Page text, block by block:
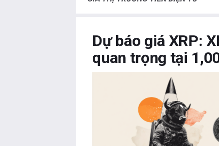
Dự báo giá XRP:
quan trọng tại